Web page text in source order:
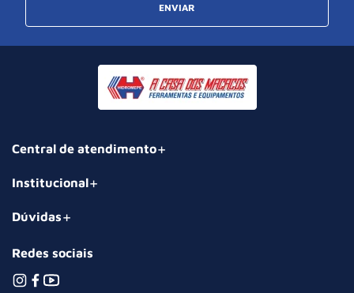
ENVIAR
Central de atendimento
Institucional
Dúvidas
Redes sociais